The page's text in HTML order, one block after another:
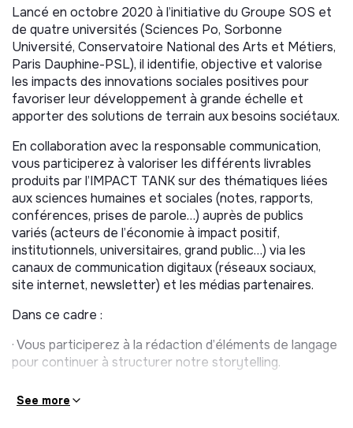
Lancé en octobre 2020 à l’initiative du Groupe SOS et
de quatre universités (Sciences Po, Sorbonne
Université, Conservatoire National des Arts et Métiers,
Paris Dauphine-PSL), il identifie, objective et valorise
les impacts des innovations sociales positives pour
favoriser leur développement à grande échelle et
apporter des solutions de terrain aux besoins sociétaux.
En collaboration avec la responsable communication,
vous participerez à valoriser les différents livrables
produits par l’IMPACT TANK sur des thématiques liées
aux sciences humaines et sociales (notes, rapports,
conférences, prises de parole…) auprès de publics
variés (acteurs de l’économie à impact positif,
institutionnels, universitaires, grand public…) via les
canaux de communication digitaux (réseaux sociaux,
site internet, newsletter) et les médias partenaires.
Dans ce cadre :
· Vous participerez à la rédaction d’éléments de langage
pour continuer à structurer notre storytelling.
· Vous participerez aux réflexions sur les déclinaisons
pertinentes des travaux de l’IMPACT TANK, à des fins
See more